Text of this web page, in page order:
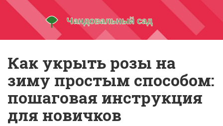
Как укрыть розы на
зиму простым способом:
пошаговая инструкция
для новичков